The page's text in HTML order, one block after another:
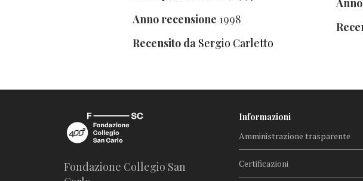
Anno recensione 1998
Recensito da Sergio Carletto
Fondazione Collegio San
Informazioni
Amministrazione trasparente
Certificazioni